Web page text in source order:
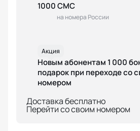
1000 СМС
на номера России
Акция
Новым абонентам 1 000
подарок при переходе со
номером
Доставка бесплатно
Перейти со своим номером